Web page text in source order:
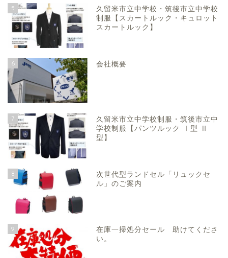
5
久留米市立中学校・筑後市立中学校
制服【スカートルック・キュロット
スカートルック】
6 会社概要
7
久留米市立中学校制服・筑後市立中
学校制服【パンツルック Ⅰ型 Ⅱ
型】
8
次世代型ランドセル「リュックセ
ル」のご案内
9
在庫一掃処分セール 助けてくださ
い。